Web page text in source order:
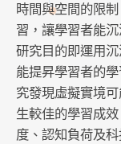
時間與空間的限
習，讓學習者能
研究目的即運用
能提昇學習者的
究發現虛擬實境
生較佳的學習成
度、認知負荷及